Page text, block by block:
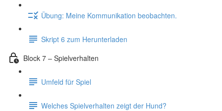
Übung: Meine Kommunikation beobachten.
Skript 6 zum Herunterladen
Block 7 – Spielverhalten
Umfeld für Spiel
Welches Spielverhalten zeigt der Hund?